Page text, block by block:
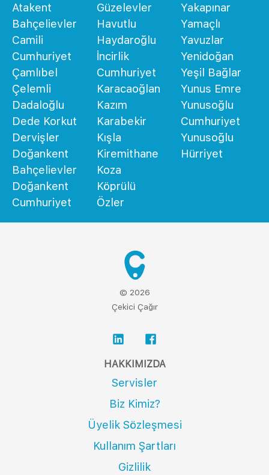
Atakent
Bahçelievler
Camili
Cumhuriyet
Çamlıbel
Çelemli
Dadaloğlu
Dede Korkut
Dervişler
Doğankent
Bahçelievler
Doğankent
Cumhuriyet
Güzelevler
Havutlu
Haydaroğlu
İncirlik
Cumhuriyet
Karacaoğlan
Kazım
Karabekir
Kışla
Kiremithane
Koza
Köprülü
Özler
Yakapınar
Yamaçlı
Yavuzlar
Yenidoğan
Yeşil Bağlar
Yunus Emre
Yunusoğlu
Cumhuriyet
Yunusoğlu
Hürriyet
© 2026
Çekici Çağır
HAKKIMIZDA
Servisler
Biz Kimiz?
Üyelik Sözleşmesi
Kullanım Şartları
Gizlilik